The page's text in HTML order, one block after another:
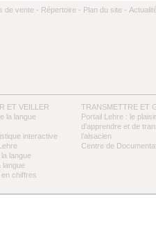
de vente - Répertoire - Plan du site -
ET VEILLER
la langue
interactive
langue
langue
en chiffres
TRANSMETTRE ET
Portail Lehre : le plaisir
d’apprendre et de
l’alsacien
Centre de